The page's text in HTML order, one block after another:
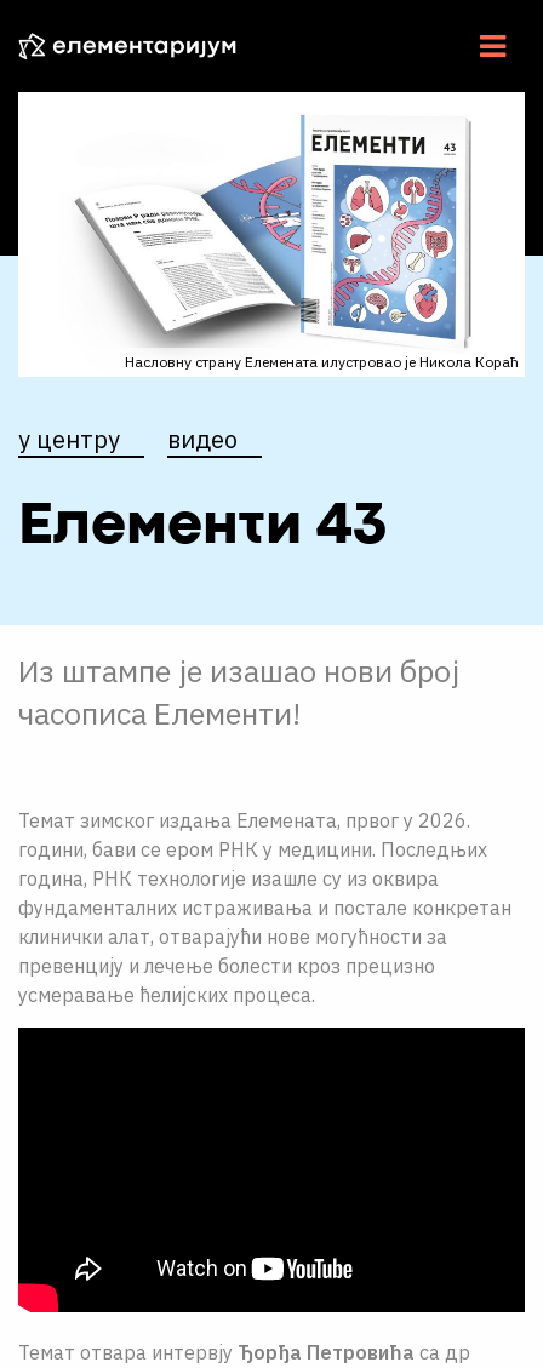
У ЦЕНТРУ
ВИДЕО
РАДИО
ЦПН
LAT
Насловну страну Елемената илустровао је Никола Кораћ
у центру видео
Елементи 43
Из штампе је изашао нови број
часописа Елементи!
Темат зимског издања Елемената, првог у 2026.
години, бави се ером РНК у медицини. Последњих
година, РНК технологије изашле су из оквира
фундаменталних истраживања и постале конкретан
клинички алат, отварајући нове могућности за
превенцију и лечење болести кроз прецизно
усмеравање ћелијских процеса.
Темат отвара интервју Ђорђа Петровића са др